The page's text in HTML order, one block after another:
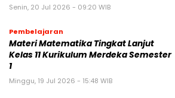
Senin, 20 Jul 2026 - 09:20 WIB
Pembelajaran
Materi Matematika Tingkat Lanjut
Kelas 11 Kurikulum Merdeka Semester
1
Minggu, 19 Jul 2026 - 15:48 WIB